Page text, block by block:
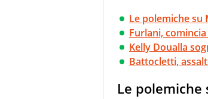
Le polemiche su
Furlani,
Kelly Doualla
Battocletti,
Le polemiche